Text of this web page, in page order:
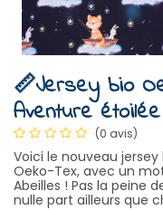
📏Jersey bio
Aventure étoilée
(0 avis)
Voici le nouveau
Oeko-Tex, avec un
Abeilles ! Pas la peine
nulle part ailleurs que